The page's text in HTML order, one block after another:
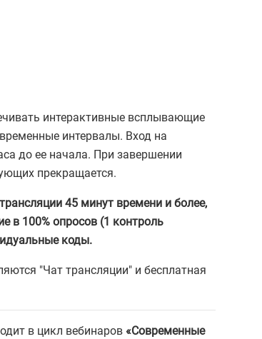
интерактивные всплывающие
интервалы. Вход на
до ее начала. При завершении
прекращается.
45 минут времени и более,
в 100% опросов (1 контроль
коды.
"Чат трансляции" и бесплатная
в цикл вебинаров «Современные